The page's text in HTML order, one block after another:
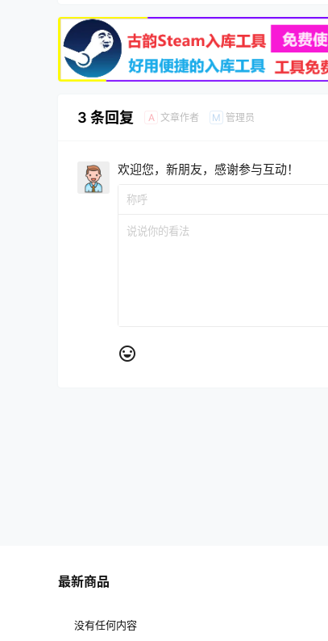
3 条回复 A 文章作者 M 管理员
欢迎您，新朋友，感谢参与互动！
最新商品
没有任何内容